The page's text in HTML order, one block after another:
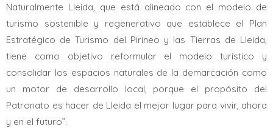
Naturalmente Lleida, que está alineado con el modelo de
turismo sostenible y regenerativo que establece el Plan
Estratégico de Turismo del Pirineo y las Tierras de Lleida,
tiene como objetivo reformular el modelo turístico y
consolidar los espacios naturales de la demarcación como
un motor de desarrollo local, porque el propósito del
Patronato es hacer de Lleida el mejor lugar para vivir, ahora
y en el futuro”.